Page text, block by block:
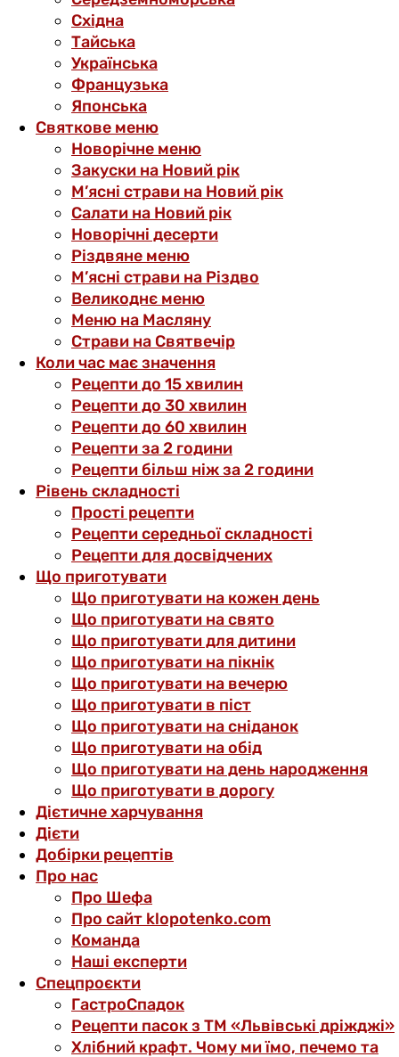
Східна
Тайська
Українська
Французька
Японська
Святкове меню
Новорічне меню
Закуски на Новий рік
М’ясні страви на Новий рік
Салати на Новий рік
Новорічні десерти
Різдвяне меню
М’ясні страви на Різдво
Великоднє меню
Меню на Масляну
Страви на Святвечір
Коли час має значення
Рецепти до 15 хвилин
Рецепти до 30 хвилин
Рецепти до 60 хвилин
Рецепти за 2 години
Рецепти більш ніж за 2 години
Рівень складності
Прості рецепти
Рецепти середньої складності
Рецепти для досвідчених
Що приготувати
Що приготувати на кожен день
Що приготувати на свято
Що приготувати для дитини
Що приготувати на пікнік
Що приготувати на вечерю
Що приготувати в піст
Що приготувати на сніданок
Що приготувати на обід
Що приготувати на день народження
Що приготувати в дорогу
Дієтичне харчування
Дієти
Добірки рецептів
Про нас
Про Шефа
Про сайт klopotenko.com
Команда
Наші експерти
Спецпроєкти
ГастроСпадок
Рецепти пасок з ТМ «Львівські дріжджі»
Хлібний крафт. Чому ми їмо, печемо та